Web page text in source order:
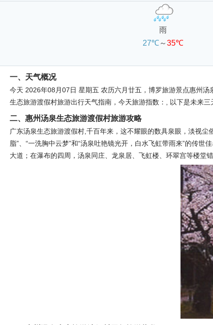
雨
27℃～35℃
一、天气概况
今天 2026年08月07日 星期五 农历六月廿五，博罗旅游景点惠州
生态旅游渡假村旅游出行天气指南，今天旅游指数：, 以下是未来
二、惠州汤泉生态旅游渡假村旅游攻略
广东汤泉生态旅游渡假村,千百年来，这不耀眼的数具泉眼，淡视
脂”、“一洗胸中云梦”和“汤泉吐艳镜光开，白水飞虹带雨来”的传
大道；在瀑布的四周，汤泉同庄、龙泉居、飞虹楼、环翠宫等楼